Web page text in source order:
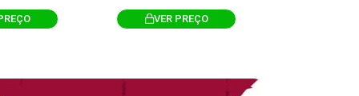
VER PREÇO